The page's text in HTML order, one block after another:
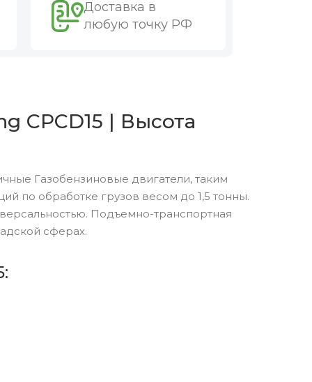
Доставка в
любую точку РФ
CPCD15 | Высота
Газобензиновые двигатели, таким
по обработке грузов весом до 1,5 тонны.
Подъемно-транспортная
сферах.